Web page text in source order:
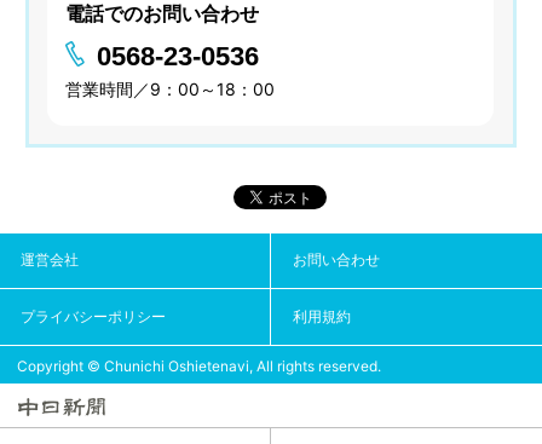
電話でのお問い合わせ
0568-23-0536
営業時間／9：00～18：00
運営会社 お問い合わせ
プライバシーポリシー 利用規約
Copyright © Chunichi Oshietenavi, All rights reserved.